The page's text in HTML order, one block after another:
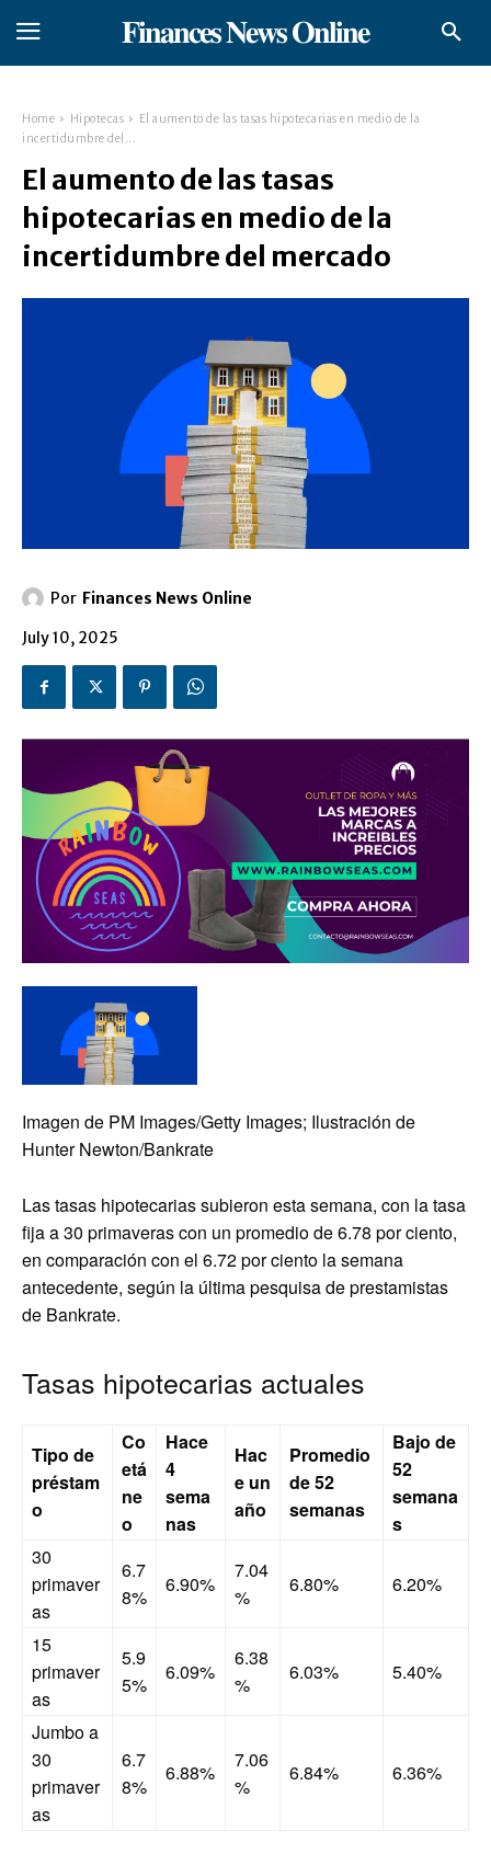
𝐅𝐢𝐧𝐚𝐧𝐜𝐞𝐬 𝐍𝐞𝐰𝐬 𝐎𝐧𝐥𝐢𝐧𝐞
Home Hipotecas
El aumento de las tasas hipotecarias en medio de la
incertidumbre del...
El aumento de las tasas
hipotecarias en medio de la
incertidumbre del mercado
Por Finances News Online
July 10, 2025
Imagen de PM Images/Getty Images; Ilustración de
Hunter Newton/Bankrate
Las tasas hipotecarias subieron esta semana, con la tasa
fija a 30 primaveras con un promedio de 6.78 por ciento,
en comparación con el 6.72 por ciento la semana
antecedente, según la última pesquisa de prestamistas
de Bankrate.
Tasas hipotecarias actuales
Tipo de
préstam
o
Co
etá
ne
o
Hace
4
sema
nas
Hac
e un
año
Promedio
de 52
semanas
Bajo de
52
semana
s
30
primaver
as
6.7
8%
6.90%
7.04
%
6.80% 6.20%
15
primaver
as
5.9
5%
6.09%
6.38
%
6.03% 5.40%
Jumbo a
30
primaver
as
6.7
8%
6.88%
7.06
%
6.84% 6.36%